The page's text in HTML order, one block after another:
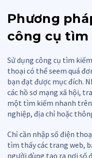
Phương
công cụ tìm
Sử dụng công cụ tìm
thoại có thể seem quá
bạn đạt được mục đích.
các hồ sơ mạng xã hội,
một tìm kiếm nhanh
nghiệp, địa chỉ hoặc
Chỉ cần nhập số điện
tìm thấy các trang web,
người dùng tạo ra nơi số